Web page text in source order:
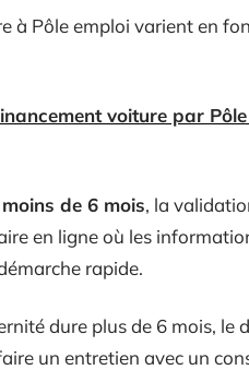
à Pôle emploi varient en
voiture par
moins de 6 mois, la
en ligne où les
rapide.
dure plus de 6 mois, le
un entretien avec un